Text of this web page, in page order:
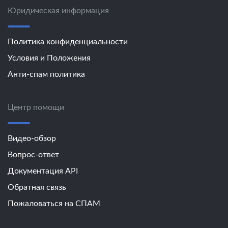
Юридическая информация
Политика конфиденциальности
Условия и Положения
Анти-спам политика
Центр помощи
Видео-обзор
Вопрос-ответ
Документация API
Обратная связь
Пожаловаться на СПАМ